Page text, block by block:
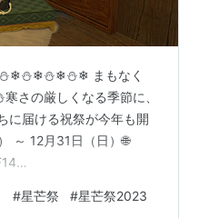
まもなく
さの厳しくなる季節に、
に届ける祝祭が今年も開
～ 12月31日（日）🌐
8日 まもなく星芒祭です
#星芒祭 #星芒祭2023